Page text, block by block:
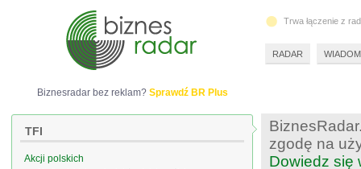
zgodę na
Dowiedz się
Biznesradar bez reklam? Sprawdź BR Plus
TFI
Akcji polskich
Trwa łączenie z
RADAR